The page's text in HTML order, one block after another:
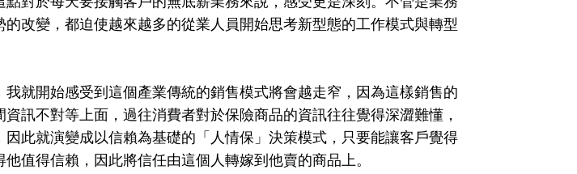
改變，都迫使越來越多的從業人員開始思考新型態的工作模式與轉型
就開始感受到這個產業傳統的銷售模式將會越走窄，因為這樣銷售的
訊不對等上面，過往消費者對於保險商品的資訊往往覺得深澀難懂，
此就演變成以信賴為基礎的「人情保」決策模式，只要能讓客戶覺得
值得信賴，因此將信任由這個人轉嫁到他賣的商品上。